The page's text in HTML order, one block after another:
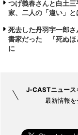
つげ義春さんと白土
家、二人の「違い」と
死去した丹羽宇一郎
書家だった 『死ぬほ
に
J-CASTニュース
最新情報を